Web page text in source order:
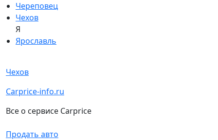
Череповец
Чехов
Я
Ярославль
Чехов
Carprice-info.ru
Все о сервисе Carprice
Продать авто